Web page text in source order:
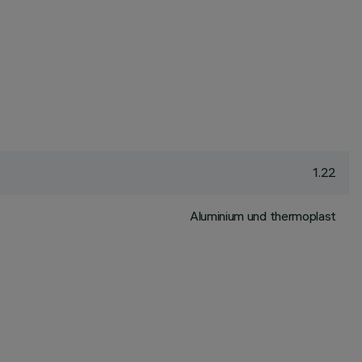
1.22
Aluminium und thermoplast